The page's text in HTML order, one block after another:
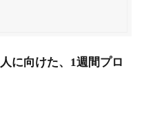
に向けた、1週間プロ